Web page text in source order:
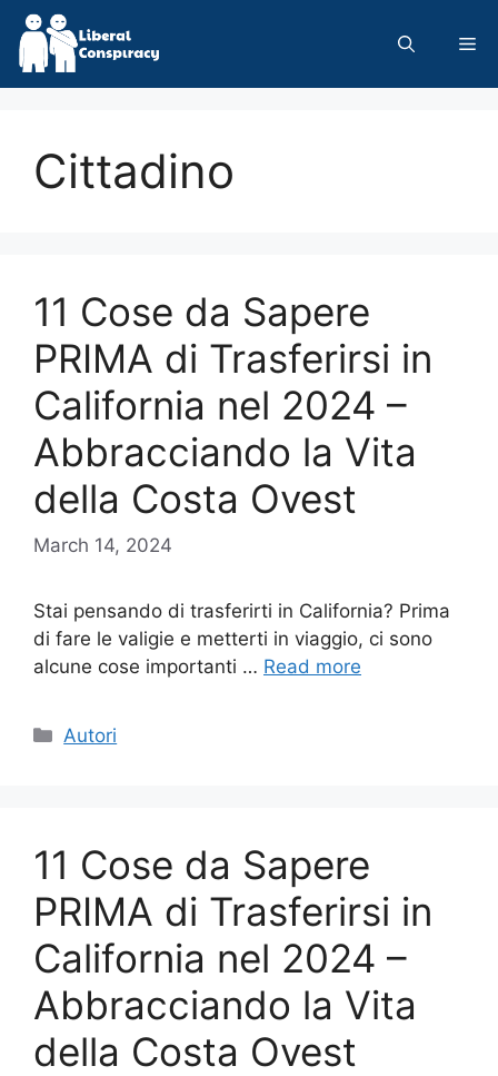
Skip
content
Cittadino
11 Cose da Sapere
PRIMA di Trasferirsi in
California nel 2024 –
Abbracciando la Vita
della Costa Ovest
March 14, 2024
Stai pensando di trasferirti in California? Prima
di fare le valigie e metterti in viaggio, ci sono
alcune cose importanti … Read more
Categories
Autori
11 Cose da Sapere
PRIMA di Trasferirsi in
California nel 2024 –
Abbracciando la Vita
della Costa Ovest